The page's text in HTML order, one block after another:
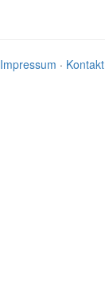
Impressum · Kontakt